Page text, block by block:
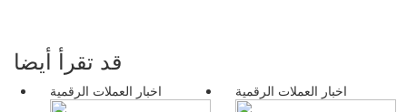
قد تقرأ أيضا
اخبار العملات الرقمية اخبار العملات الرقمية